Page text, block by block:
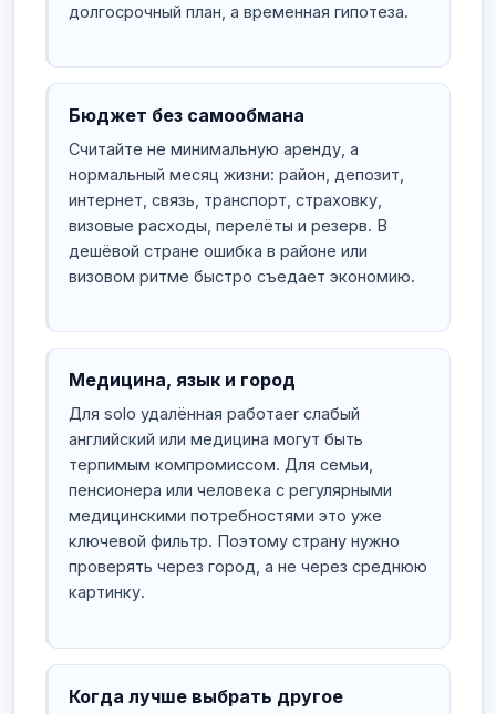
долгосрочный план, а временная гипотеза.
Бюджет без самообмана
Считайте не минимальную аренду, а
нормальный месяц жизни: район, депозит,
интернет, связь, транспорт, страховку,
визовые расходы, перелёты и резерв. В
дешёвой стране ошибка в районе или
визовом ритме быстро съедает экономию.
Медицина, язык и город
Для solo удалённая работаer слабый
английский или медицина могут быть
терпимым компромиссом. Для семьи,
пенсионера или человека с регулярными
медицинскими потребностями это уже
ключевой фильтр. Поэтому страну нужно
проверять через город, а не через среднюю
картинку.
Когда лучше выбрать другое